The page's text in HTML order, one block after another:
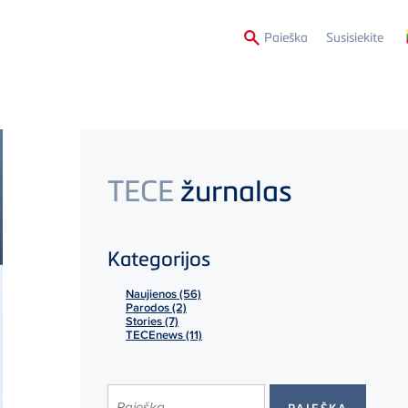
Paieška Susisiekite
TECE žurnalas
Kategorijos
Naujienos (56)
Parodos (2)
Stories (7)
TECEnews (11)